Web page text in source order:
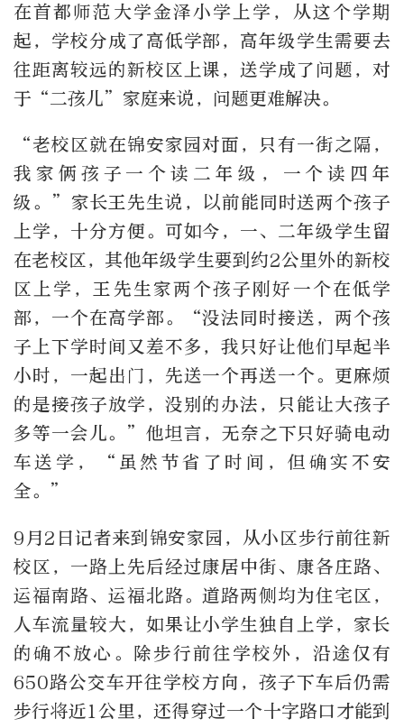
在首都师范大学金泽小学上学，从这个学期
起，学校分成了高低学部，高年级学生需要去
往距离较远的新校区上课，送学成了问题，对
于 “二孩儿” 家庭来说，问题更难解决。
“老校区就在锦安家园对面，只有一街之隔，
我家俩孩子一个读二年级，一个读四年
级。 ” 家长王先生说，以前能同时送两个孩子
上学，十分方便。可如今，一、二年级学生留
在老校区，其他年级学生要到约2公里外的新校
区上学，王先生家两个孩子刚好一个在低学
部，一个在高学部。
“没法同时接送，两个孩
子上下学时间又差不多，我只好让他们早起半
小时，一起出门，先送一个再送一个。更麻烦
的是接孩子放学，没别的办法，只能让大孩子
多等一会儿。 ” 他坦言，无奈之下只好骑电动
车送学，
“ 虽然节省了时间，但确实不安
全。 ”
9 月2 日记者来到锦安家园，从小区步行前往新
校区，一路上先后经过康居中街、康各庄路、
运福南路、运福北路。道路两侧均为住宅区，
人车流量较大，如果让小学生独自上学，家长
的确不放心。除步行前往学校外，沿途仅有
650路公交车开往学校方向，孩子下车后仍需
步行将近1 公里，还得穿过一个十字路口才能到